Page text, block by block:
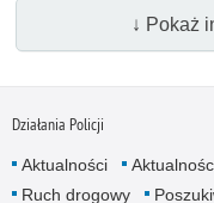
↓ Pokaż
Działania Policji
Aktualności
Ruch drogowy